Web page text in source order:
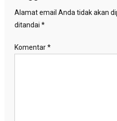
Alamat email Anda tidak akan
ditandai *
Komentar*